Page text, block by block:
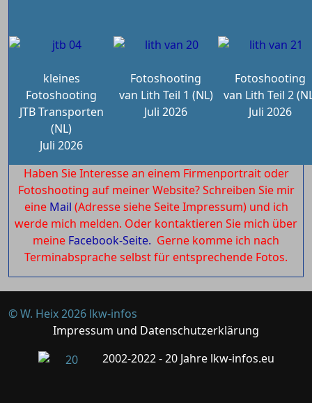
kleines
Fotoshooting
JTB Transporten
(NL)
Juli 2026
Fotoshooting
van Lith Teil 1 (NL)
Juli 2026
Fotoshooting
van Lith Teil 2
Juli 2026
Haben Sie Interesse an einem Firmenportrait oder
Fotoshooting auf meiner Website? Schreiben Sie mir
eine Mail (Adresse siehe Seite Impressum) und ich
werde mich melden. Oder kontaktieren Sie mich über
meine Facebook-Seite. Gerne komme ich nach
Terminabsprache selbst für entsprechende Fotos.
© W. Heix 2026 lkw-infos
Impressum und Datenschutzerklärung
2002-2022 - 20 Jahre lkw-infos.eu